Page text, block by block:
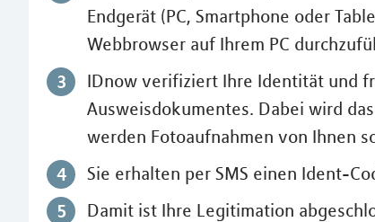
Endgerät (PC, Smartphone oder
Webbrowser auf Ihrem PC
IDnow verifiziert Ihre Identität und
Ausweisdokumentes. Dabei wird
werden Fotoaufnahmen von Ihnen
Sie erhalten per SMS einen Ident-
Damit ist Ihre Legitimation